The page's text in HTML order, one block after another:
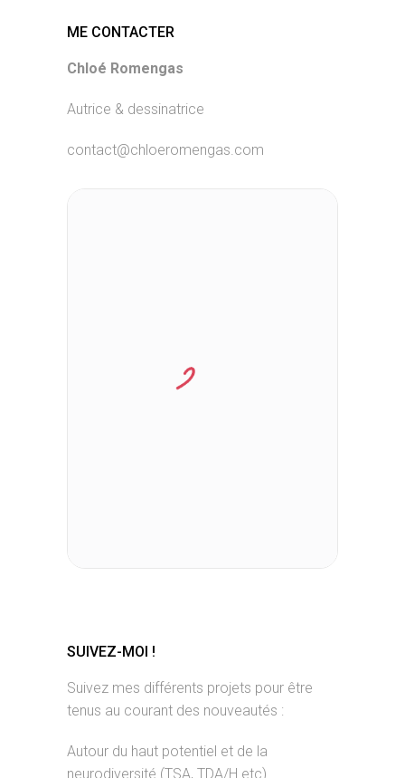
ME CONTACTER
Chloé Romengas
Autrice & dessinatrice
contact@chloeromengas.com
SUIVEZ-MOI !
Suivez mes différents projets pour être
tenus au courant des nouveautés :
Autour du haut potentiel et de la
neurodiversité (TSA, TDA/H etc)